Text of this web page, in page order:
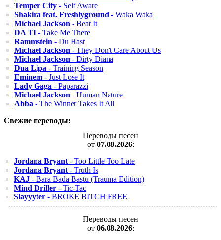
Temper City - Self Aware
Shakira feat. Freshlyground - Waka Waka
Michael Jackson - Beat It
DA TI - Take Me There
Rammstein - Du Hast
Michael Jackson - They Don't Care About Us
Michael Jackson - Dirty Diana
Dua Lipa - Training Season
Eminem - Just Lose It
Lady Gaga - Paparazzi
Michael Jackson - Human Nature
Abba - The Winner Takes It All
Свежие переводы:
Переводы песен
от 07.08.2026:
Jordana Bryant - Too Little Too Late
Jordana Bryant - Truth Is
KAJ - Bara Bada Bastu (Trauma Edition)
Mind Driller - Tic-Tac
Slayyyter - BROKE BITCH FREE
Переводы песен
от 06.08.2026: